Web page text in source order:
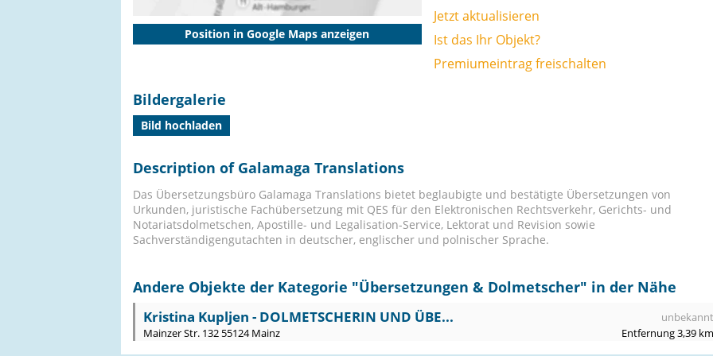
Position in Google Maps anzeigen
Jetzt aktualisieren
Ist das Ihr Objekt?
Premiumeintrag freischalten
Bildergalerie
Bild hochladen
Description of Galamaga Translations
Das Übersetzungsbüro Galamaga Translations bietet beglaubigte und bestätigte Übersetzungen von
Urkunden, juristische Fachübersetzung mit QES für den Elektronischen Rechtsverkehr, Gerichts- und
Notariatsdolmetschen, Apostille- und Legalisation-Service, Lektorat und Revision sowie
Sachverständigengutachten in deutscher, englischer und polnischer Sprache.
Andere Objekte der Kategorie "Übersetzungen & Dolmetscher" in der Nähe
Kristina Kupljen - DOLMETSCHERIN UND ÜBE...
unbekannt
Mainzer Str. 132 55124 Mainz
Entfernung 3,39 km